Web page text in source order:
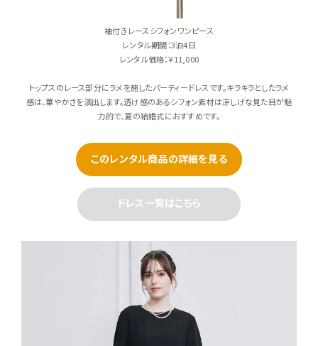
袖付きレースシフォンワンピース
レンタル期間：3泊4日
レンタル価格：￥11,000
トップスのレース部分にラメを施したパーティードレスです。キラキラとしたラメ
感は、華やかさを演出します。透け感のあるシフォン素材は涼しげな見た目が魅
力的で、夏の結婚式におすすめです。
このレンタル商品の詳細を見る
ドレス一覧はこちら